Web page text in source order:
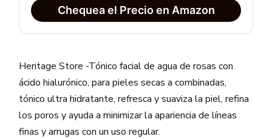
Chequea el Precio en Amazon
Heritage Store -Tónico facial de agua de rosas con
ácido hialurónico, para pieles secas a combinadas,
tónico ultra hidratante, refresca y suaviza la piel, refina
los poros y ayuda a minimizar la apariencia de líneas
finas y arrugas con un uso regular.